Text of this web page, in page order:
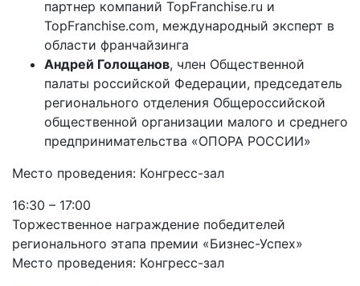
партнер компаний TopFranchise.ru и
TopFranchise.com, международный эксперт в
области франчайзинга
Андрей Голощанов, член Общественной
палаты российской Федерации, председатель
регионального отделения Общероссийской
общественной организации малого и среднего
предпринимательства «ОПОРА РОССИИ»
Место проведения: Конгресс-зал
16:30 – 17:00
Торжественное награждение победителей
регионального этапа премии «Бизнес-Успех»
Место проведения: Конгресс-зал